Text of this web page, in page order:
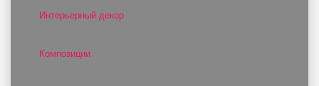
Интерьерный декор
Композиции